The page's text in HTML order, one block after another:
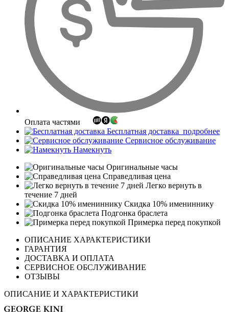
Оплата частями
Бесплатная доставка подробнее
Сервисное обслуживание
Намекнуть
Оригинальные часы
Справедливая цена
Легко вернуть в
течение 7 дней
Скидка 10% имениннику
Подгонка браслета
Примерка перед покупкой
ОПИСАНИЕ ХАРАКТЕРИСТИКИ
ГАРАНТИЯ
ДОСТАВКА И ОПЛАТА
СЕРВИСНОЕ ОБСЛУЖИВАНИЕ
ОТЗЫВЫ
ОПИСАНИЕ И ХАРАКТЕРИСТИКИ